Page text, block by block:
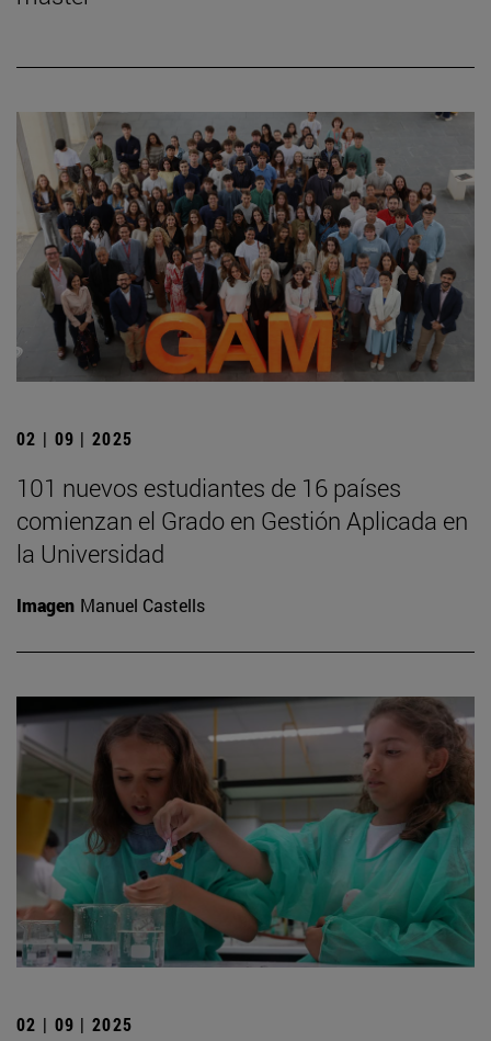
02 | 09 | 2025
101 nuevos estudiantes de 16 países
comienzan el Grado en Gestión Aplicada en
la Universidad
Imagen Manuel Castells
02 | 09 | 2025